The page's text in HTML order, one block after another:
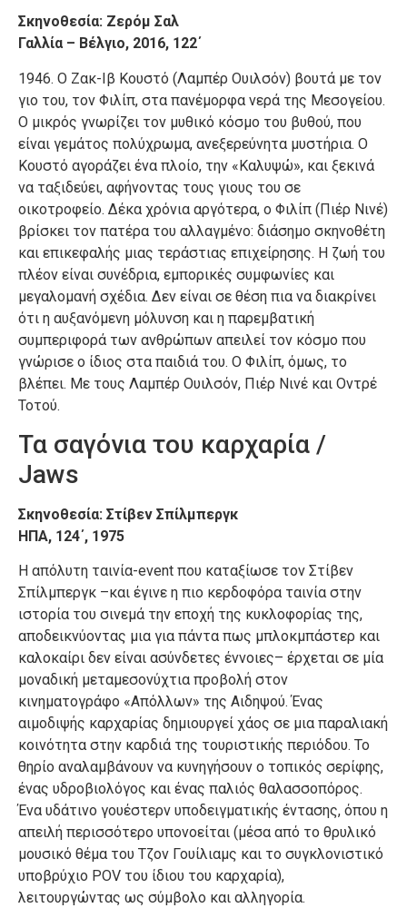
Σκηνοθεσία: Ζερόμ Σαλ
Γαλλία – Βέλγιο, 2016, 122΄
1946. Ο Ζακ-Ιβ Κουστό (Λαμπέρ Ουιλσόν) βουτά με τον
γιο του, τον Φιλίπ, στα πανέμορφα νερά της Μεσογείου.
Ο μικρός γνωρίζει τον μυθικό κόσμο του βυθού, που
είναι γεμάτος πολύχρωμα, ανεξερεύνητα μυστήρια. Ο
Κουστό αγοράζει ένα πλοίο, την «Καλυψώ», και ξεκινά
να ταξιδεύει, αφήνοντας τους γιους του σε
οικοτροφείο. Δέκα χρόνια αργότερα, ο Φιλίπ (Πιέρ Νινέ)
βρίσκει τον πατέρα του αλλαγμένο: διάσημο σκηνοθέτη
και επικεφαλής μιας τεράστιας επιχείρησης. Η ζωή του
πλέον είναι συνέδρια, εμπορικές συμφωνίες και
μεγαλομανή σχέδια. Δεν είναι σε θέση πια να διακρίνει
ότι η αυξανόμενη μόλυνση και η παρεμβατική
συμπεριφορά των ανθρώπων απειλεί τον κόσμο που
γνώρισε ο ίδιος στα παιδιά του. Ο Φιλίπ, όμως, το
βλέπει. Με τους Λαμπέρ Ουιλσόν, Πιέρ Νινέ και Οντρέ
Τοτού.
Τα σαγόνια του καρχαρία /
Jaws
Σκηνοθεσία: Στίβεν Σπίλμπεργκ
ΗΠΑ, 124΄, 1975
Η απόλυτη ταινία-event που καταξίωσε τον Στίβεν
Σπίλμπεργκ –και έγινε η πιο κερδοφόρα ταινία στην
ιστορία του σινεμά την εποχή της κυκλοφορίας της,
αποδεικνύοντας μια για πάντα πως μπλοκμπάστερ και
καλοκαίρι δεν είναι ασύνδετες έννοιες– έρχεται σε μία
μοναδική μεταμεσονύχτια προβολή στον
κινηματογράφο «Απόλλων» της Αιδηψού. Ένας
αιμοδιψής καρχαρίας δημιουργεί χάος σε μια παραλιακή
κοινότητα στην καρδιά της τουριστικής περιόδου. Το
θηρίο αναλαμβάνουν να κυνηγήσουν ο τοπικός σερίφης,
ένας υδροβιολόγος και ένας παλιός θαλασσοπόρος.
Ένα υδάτινο γουέστερν υποδειγματικής έντασης, όπου η
απειλή περισσότερο υπονοείται (μέσα από το θρυλικό
μουσικό θέμα του Τζον Γουίλιαμς και το συγκλονιστικό
υποβρύχιο POV του ίδιου του καρχαρία),
λειτουργώντας ως σύμβολο και αλληγορία.